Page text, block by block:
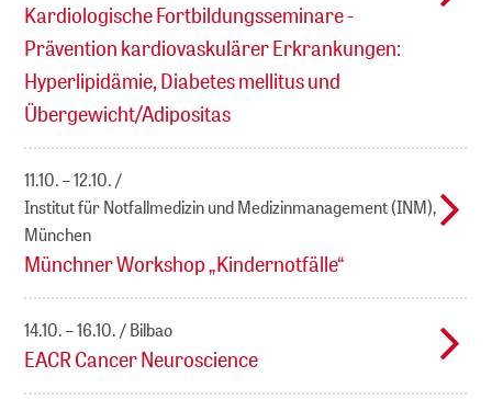
Kardiologische Fortbildungsseminare -
Prävention kardiovaskulärer Erkrankungen:
Hyperlipidämie, Diabetes mellitus und
Übergewicht/Adipositas
11.10. – 12.10.
Institut für Notfallmedizin und Medizinmanagement (INM),
München
Münchner Workshop „Kindernotfälle“
14.10. – 16.10. Bilbao
EACR Cancer Neuroscience